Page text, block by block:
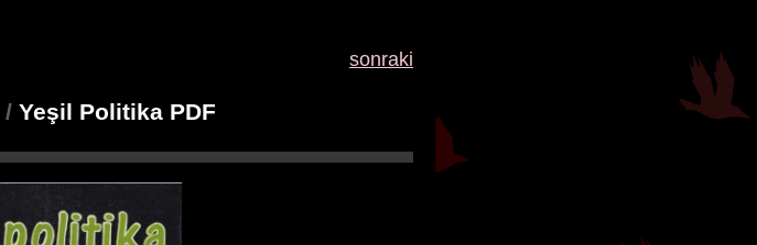
sonraki
/ Yeşil Politika PDF